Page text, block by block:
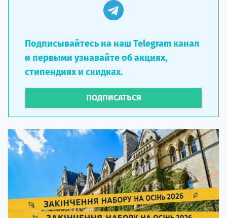
Подписывайтесь на наш Telegram канал
и первыми узнавайте об акциях,
стипендиях и скидках.
ПОДПИСАТЬСЯ